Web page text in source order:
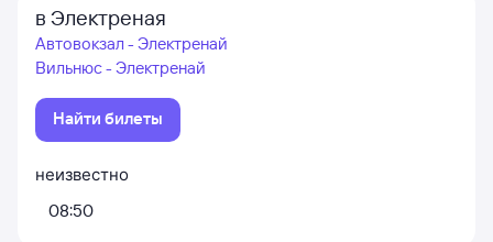
в Электреная
Автовокзал - Электренай
Вильнюс - Электренай
Найти билеты
неизвестно
08:50